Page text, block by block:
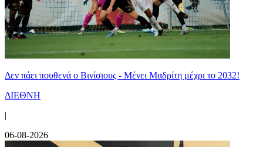
Δεν πάει πουθενά ο Βινίσιους - Μένει Μαδρίτη μέχρι το 2032!
ΔΙΕΘΝΗ
|
06-08-2026